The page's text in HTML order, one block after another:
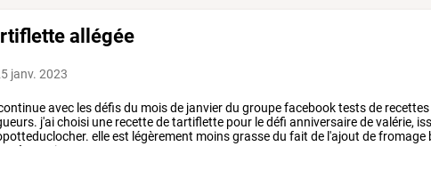
allégée
janv. 2023
avec lesdéfisdu moisde janvierdu groupefacebooktestsde recettes
j'aichoisi une recettedetartiflette pour ledéfi anniversairedevalérie,
elleest légèrement moinsgrassedu fait de l'ajout defromage
crème mise